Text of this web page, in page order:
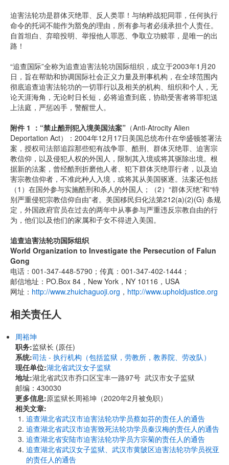
迫害法轮功是群体灭绝罪、反人类罪！与纳粹战犯同罪，任何执行
命令的托词不能作为豁免的理由，所有参与者必须承担个人责任。
自首坦白、弃暗投明、举报他人罪恶、争取立功赎罪，是唯一的出
路！
“追查国际”全称为追查迫害法轮功国际组织，成立于2003年1月20
日，旨在帮助和协调国际社会正义力量及刑事机构，在全球范围内
彻底追查迫害法轮功的一切罪行以及相关的机构、组织和个人，无
论天涯海角，无论时日长短，必将追查到底，协助受害者将罪犯送
上法庭，严惩凶手，警醒世人。
附件 1 ：“禁止酷刑犯入境美国法案” （Anti-Atrocity Alien
Deportation Act）：2004年12月17日美国总统布什在华盛顿签署法
案，授权司法部追踪那些犯有战争罪、酷刑、群体灭绝罪、迫害宗
教信仰，以及侵犯人权的外国人，限制其入境或将其驱除出境。根
据新的法案，曾经酷刑折磨他人者、犯下群体灭绝罪行者，以及迫
害宗教信仰者，不准此种人入境，或将其从美国驱逐。法案还包括
（1）在国外参与实施酷刑和杀人的外国人；（2）“群体灭绝”和“特
别严重侵犯宗教信仰自由”者。美国移民归化法第212(a)(2)(G) 条规
定，外国政府官员在过去的两年中从事参与严重违反宗教自由的行
为，他们以及他们的家属和子女不得进入美国。
追查迫害法轮功国际组织
World Organization to Investigate the Persecution of Falun
Gong
电话：001-347-448-5790；传真：001-347-402-1444；
邮信地址：PO.Box 84，New York，NY 10116，USA
网址： http://www.zhuichaguoji.org ， http://www.upholdjustice.org
相关责任人
周裕坤
职务:监狱长 (原任)
系统:司法 - 执行机构（包括监狱，劳教所，教养院、劳改队）
现任单位:湖北省武汉女子监狱
地址:湖北省武汉市乔口区宝丰一路97号 武汉市女子监狱
邮编：430030
更多信息:原监狱长周裕坤（2020年2月被免职）
相关文章:
追查湖北省武汉市迫害法轮功学员蔡如芬的责任人的通告
追查湖北省武汉市迫害致死法轮功学员秦汉梅的责任人的通告
追查湖北省安陆市迫害法轮功学员方宗菊的责任人的通告
追查湖北省武汉女子监狱、武汉市黄陂区迫害法轮功学员祝亚
的责任人的通告